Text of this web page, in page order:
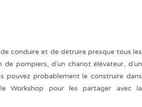
conduire et de détruire presque tous les
de pompiers, d’un chariot élévateur, d’un
pouvez probablement le construire dans
Workshop pour les partager avec la